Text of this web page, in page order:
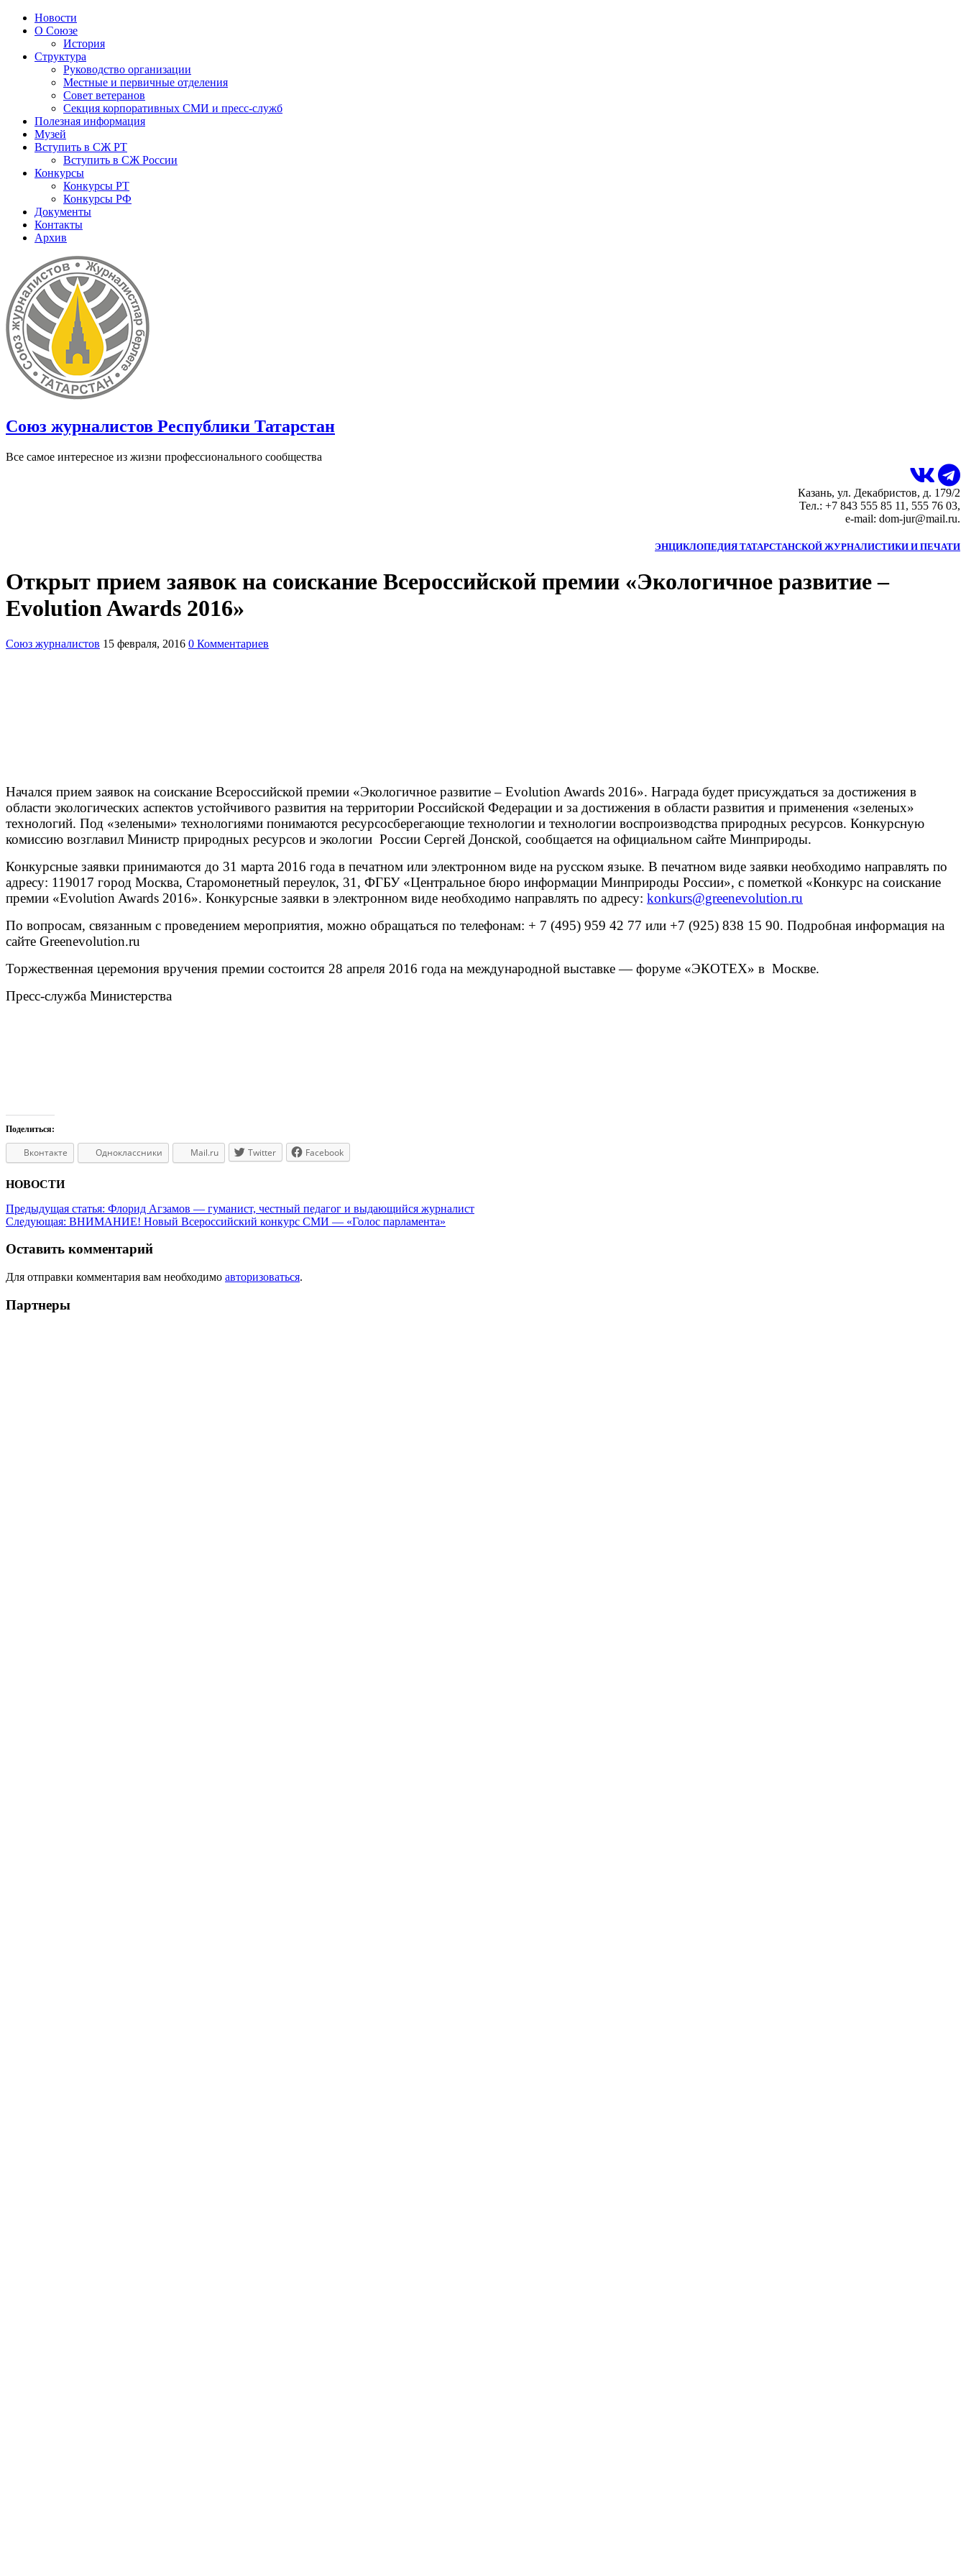
Новости
О Союзе
История
Структура
Руководство организации
Местные и первичные отделения
Совет ветеранов
Секция корпоративных СМИ и пресс-служб
Полезная информация
Музей
Вступить в СЖ РТ
Вступить в СЖ России
Конкурсы
Конкурсы РТ
Конкурсы РФ
Документы
Контакты
Архив
Союз журналистов Республики Татарстан
Все самое интересное из жизни профессионального сообщества
Казань, ул. Декабристов, д. 179/2
Тел.: +7 843 555 85 11, 555 76 03,
e-mail: dom-jur@mail.ru.
ЭНЦИКЛОПЕДИЯ ТАТАРСТАНСКОЙ ЖУРНАЛИСТИКИ И ПЕЧАТИ
Открыт прием заявок на соискание Всероссийской премии «Экологичное развитие –
Evolution Awards 2016»
Союз журналистов 15 февраля, 2016 0 Комментариев
Начался прием заявок на соискание Всероссийской премии «Экологичное развитие – Evolution Awards 2016». Награда будет присуждаться за достижения в
области экологических аспектов устойчивого развития на территории Российской Федерации и за достижения в области развития и применения «зеленых»
технологий. Под «зелеными» технологиями понимаются ресурсосберегающие технологии и технологии воспроизводства природных ресурсов. Конкурсную
комиссию возглавил Министр природных ресурсов и экологии России Сергей Донской, сообщается на официальном сайте Минприроды.
Конкурсные заявки принимаются до 31 марта 2016 года в печатном или электронном виде на русском языке. В печатном виде заявки необходимо направлять по
адресу: 119017 город Москва, Старомонетный переулок, 31, ФГБУ «Центральное бюро информации Минприроды России», с пометкой «Конкурс на соискание
премии «Evolution Awards 2016». Конкурсные заявки в электронном виде необходимо направлять по адресу: konkurs@greenevolution.ru
По вопросам, связанным с проведением мероприятия, можно обращаться по телефонам: + 7 (495) 959 42 77 или +7 (925) 838 15 90. Подробная информация на
сайте Greenevolution.ru
Торжественная церемония вручения премии состоится 28 апреля 2016 года на международной выставке — форуме «ЭКОТЕХ» в Москве.
Пресс-служба Министерства
Поделиться:
Вконтакте Одноклассники Mail.ru Twitter Facebook
НОВОСТИ
Предыдущая статья: Флорид Агзамов — гуманист, честный педагог и выдающийся журналист
Следующая: ВНИМАНИЕ! Новый Всероссийский конкурс СМИ — «Голос парламента»
Оставить комментарий
Для отправки комментария вам необходимо авторизоваться.
Партнеры